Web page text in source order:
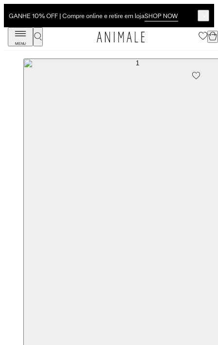
GANHE 10% OFF | Compre online e retire em lojaSHOP NOW
MENU